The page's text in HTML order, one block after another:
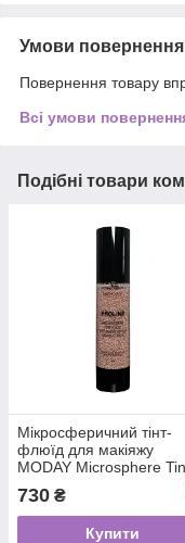
Умови повернення
Повернення товару
Всі умови
Подібні товари
Мікросферичний тінт-
флюїд для макіяжу
MODAY Microsphere
fluid на основі аргініну
екстракту гіркого
апельсину № 034,
730 ₴
Купити